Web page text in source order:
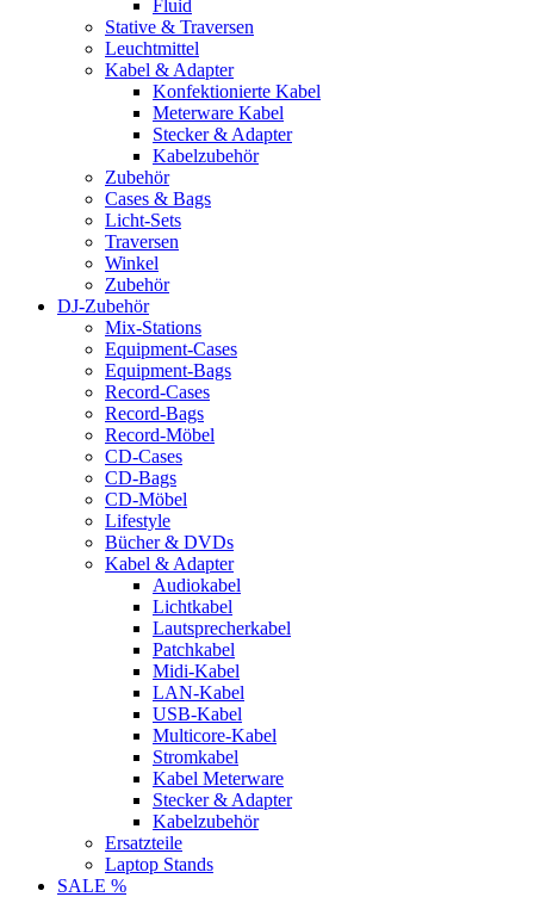
Fluid
Stative & Traversen
Leuchtmittel
Kabel & Adapter
Konfektionierte Kabel
Meterware Kabel
Stecker & Adapter
Kabelzubehör
Zubehör
Cases & Bags
Licht-Sets
Traversen
Winkel
Zubehör
DJ-Zubehör
Mix-Stations
Equipment-Cases
Equipment-Bags
Record-Cases
Record-Bags
Record-Möbel
CD-Cases
CD-Bags
CD-Möbel
Lifestyle
Bücher & DVDs
Kabel & Adapter
Audiokabel
Lichtkabel
Lautsprecherkabel
Patchkabel
Midi-Kabel
LAN-Kabel
USB-Kabel
Multicore-Kabel
Stromkabel
Kabel Meterware
Stecker & Adapter
Kabelzubehör
Ersatzteile
Laptop Stands
SALE %